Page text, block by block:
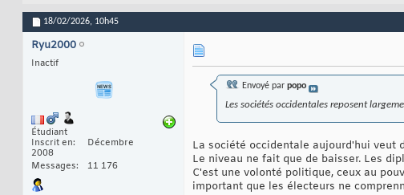
18/02/2026, 10h45
Ryu2000
Inactif
Étudiant
Inscrit en
Décembre
2008
Messages
11 176
Envoyé par popo
Les sociétés occidentales reposent
La société occidentale aujourd'hui veut
Le niveau ne fait que de baisser. Les
C'est une volonté politique, ceux au
important que les électeurs ne